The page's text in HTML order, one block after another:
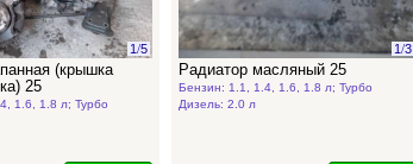
1/5
(крышка
25
1.6, 1.8 л; Турбо
1/3
Радиатор масляный 25
Бензин: 1.1, 1.4, 1.6, 1.8 л; Турбо
Дизель: 2.0 л